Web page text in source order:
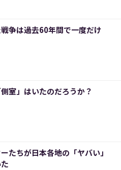
争は過去60年間で一度だけ
室」はいたのだろうか？
たちが日本各地の「ヤバい」